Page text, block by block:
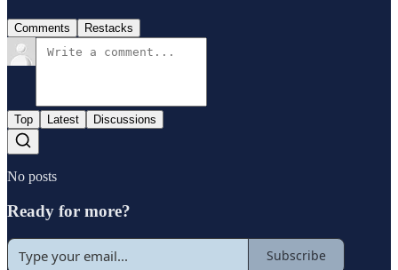
Comments Restacks
Top Latest Discussions
No posts
Ready for more?
Subscribe